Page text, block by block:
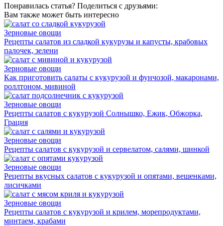
Понравилась статья? Поделиться с друзьями:
Вам также может быть интересно
Зерновые овощи
Рецепты салатов из сладкой кукурузы и капусты, крабовых
палочек, зелени
Зерновые овощи
Как приготовить салаты с кукурузой и фунчозой, макаронами,
роллтоном, мивиной
Зерновые овощи
Рецепты салатов с кукурузой Солнышко, Ежик, Обжорка,
Грация
Зерновые овощи
Рецепты салатов с кукурузой и сервелатом, салями, шинкой
Зерновые овощи
Рецепты вкусных салатов с кукурузой и опятами, вешенками,
лисичками
Зерновые овощи
Рецепты салатов с кукурузой и крилем, морепродуктами,
минтаем, крабами